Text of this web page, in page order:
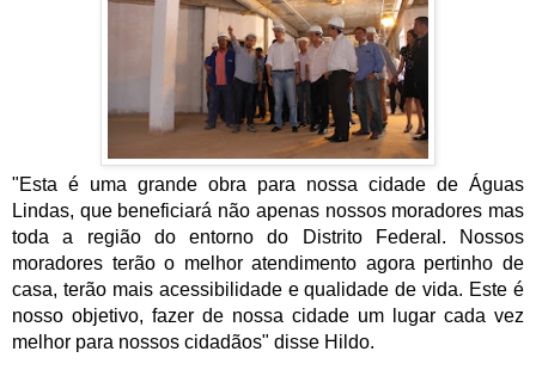
"Esta é uma grande obra para nossa cidade de Águas
Lindas, que beneficiará não apenas nossos moradores mas
toda a região do entorno do Distrito Federal. Nossos
moradores terão o melhor atendimento agora pertinho de
casa, terão mais acessibilidade e qualidade de vida. Este é
nosso objetivo, fazer de nossa cidade um lugar cada vez
melhor para nossos cidadãos" disse Hildo.